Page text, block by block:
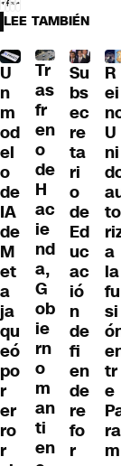
LEE TAMBIÉN
U
n
m
od
el
o
de
IA
de
M
et
a
ja
qu
eó
po
r
er
ro
r
Tr
as
fr
en
o
de
H
ac
ie
nd
a,
G
ob
ie
rn
o
m
an
ti
en
Su
bs
ec
re
ta
ri
o
de
Ed
uc
ac
ió
n
de
fi
en
de
re
fo
r
R
ei
U
ni
to
a
la
fu
si
tr
e
ra
m